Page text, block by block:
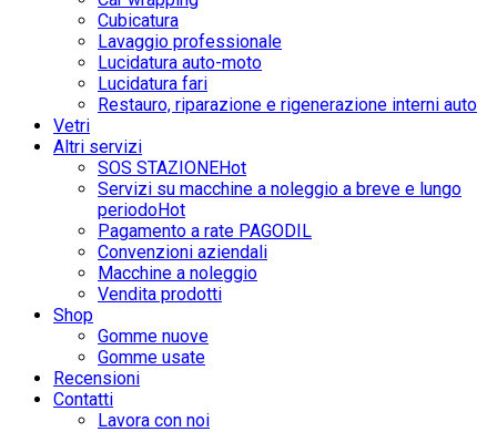
Cubicatura
Lavaggio professionale
Lucidatura auto-moto
Lucidatura fari
Restauro, riparazione e rigenerazione interni auto
Vetri
Altri servizi
SOS STAZIONEHot
Servizi su macchine a noleggio a breve e lungo
periodoHot
Pagamento a rate PAGODIL
Convenzioni aziendali
Macchine a noleggio
Vendita prodotti
Shop
Gomme nuove
Gomme usate
Recensioni
Contatti
Lavora con noi